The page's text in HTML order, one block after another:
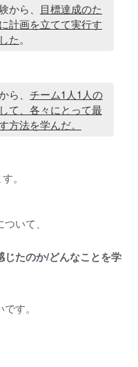
から、
目標達成のた
計画を立てて実行す
た。
ら、 チーム1人1人の
て、各々にとって最
方法を学んだ。
。
いて、
たのか/どんなことを学
す。